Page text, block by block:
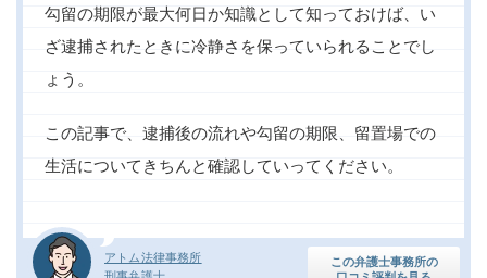
勾留の期限が最大何日か知識として知っておけば、い
ざ逮捕されたときに冷静さを保っていられることでし
ょう。
この記事で、逮捕後の流れや勾留の期限、留置場での
生活についてきちんと確認していってください。
アトム法律事務所
この弁護士事務所の